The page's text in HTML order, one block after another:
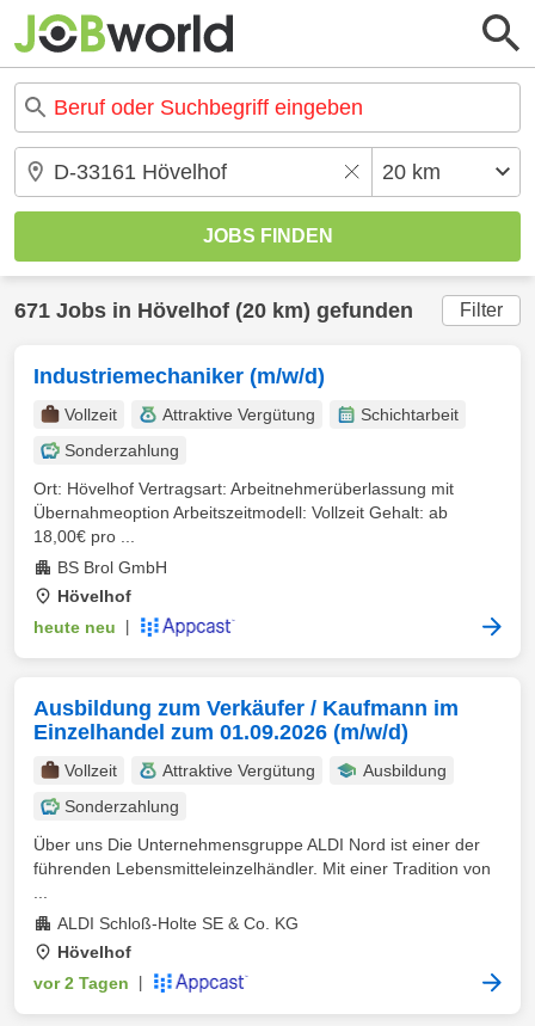
671 Jobs in Hövelhof (20 km) gefunden Filter
Industriemechaniker (m/w/d)
Vollzeit Attraktive Vergütung
Schichtarbeit
Sonderzahlung
Ort: Hövelhof Vertragsart: Arbeitnehmerüberlassung mit
Übernahmeoption Arbeitszeitmodell: Vollzeit Gehalt: ab
18,00€ pro ...
BS Brol GmbH
Hövelhof
heute neu
Ausbildung zum Verkäufer / Kaufmann im
Einzelhandel zum 01.09.2026 (m/w/d)
Vollzeit Attraktive Vergütung
Ausbildung
Sonderzahlung
Über uns Die Unternehmensgruppe ALDI Nord ist einer der
führenden Lebensmitteleinzelhändler. Mit einer Tradition von
ALDI Schloß-Holte SE & Co. KG
Hövelhof
vor 2 Tagen